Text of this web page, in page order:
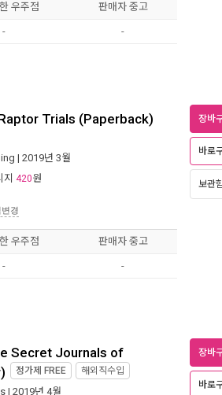
우주점 판매자 중고
- -
Trials (Paperback)
| 2019년 3월
420원
변경
장바
바로
보관
우주점 판매자 중고
- -
Secret Journals of
정가제 FREE 해외직수입
| 2019년 4월
장바
바로